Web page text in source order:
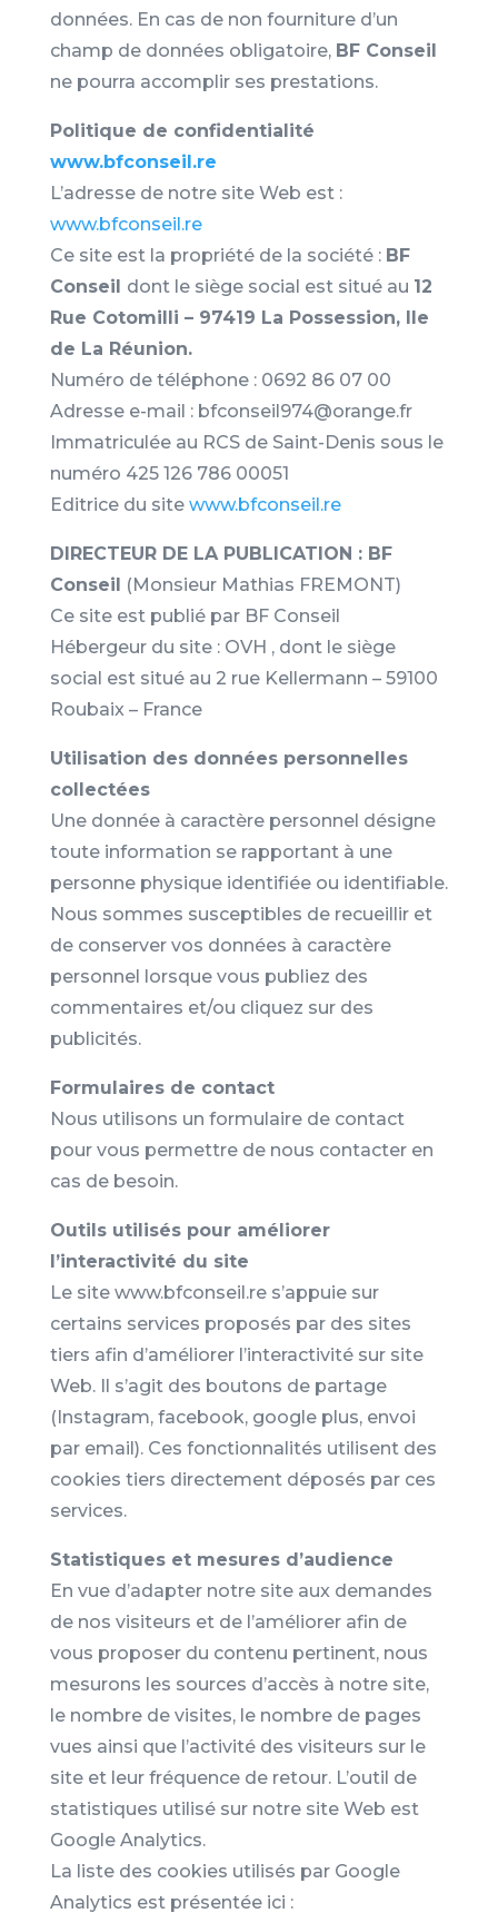
données. En cas de non fourniture d’un
champ de données obligatoire, BF Conseil
ne pourra accomplir ses prestations.
Politique de confidentialité
www.bfconseil.re
L’adresse de notre site Web est :
www.bfconseil.re
Ce site est la propriété de la société : BF
Conseil dont le siège social est situé au 12
Rue Cotomilli – 97419 La Possession, Ile
de La Réunion.
Numéro de téléphone : 0692 86 07 00
Adresse e-mail : bfconseil974@orange.fr
Immatriculée au RCS de Saint-Denis sous le
numéro 425 126 786 00051
Editrice du site www.bfconseil.re
DIRECTEUR DE LA PUBLICATION : BF
Conseil (Monsieur Mathias FREMONT)
Ce site est publié par BF Conseil
Hébergeur du site : OVH , dont le siège
social est situé au 2 rue Kellermann – 59100
Roubaix – France
Utilisation des données personnelles
collectées
Une donnée à caractère personnel désigne
toute information se rapportant à une
personne physique identifiée ou identifiable.
Nous sommes susceptibles de recueillir et
de conserver vos données à caractère
personnel lorsque vous publiez des
commentaires et/ou cliquez sur des
publicités.
Formulaires de contact
Nous utilisons un formulaire de contact
pour vous permettre de nous contacter en
cas de besoin.
Outils utilisés pour améliorer
l’interactivité du site
Le site www.bfconseil.re s’appuie sur
certains services proposés par des sites
tiers afin d’améliorer l’interactivité sur site
Web. Il s’agit des boutons de partage
(Instagram, facebook, google plus, envoi
par email). Ces fonctionnalités utilisent des
cookies tiers directement déposés par ces
services.
Statistiques et mesures d’audience
En vue d’adapter notre site aux demandes
de nos visiteurs et de l’améliorer afin de
vous proposer du contenu pertinent, nous
mesurons les sources d’accès à notre site,
le nombre de visites, le nombre de pages
vues ainsi que l’activité des visiteurs sur le
site et leur fréquence de retour. L’outil de
statistiques utilisé sur notre site Web est
Google Analytics.
La liste des cookies utilisés par Google
Analytics est présentée ici :